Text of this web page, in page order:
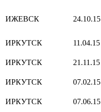
ИЖЕВСК 24.10.15
ИРКУТСК 11.04.15
ИРКУТСК 21.11.15
ИРКУТСК 07.02.15
ИРКУТСК 07.06.15